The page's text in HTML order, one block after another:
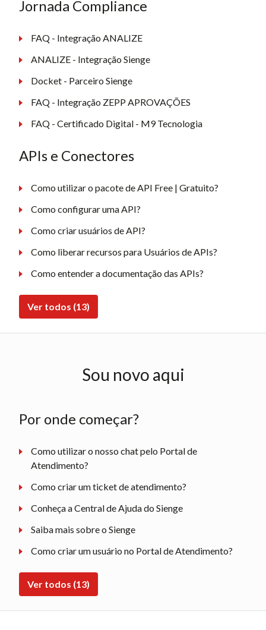
Jornada Compliance
FAQ - Integração ANALIZE
ANALIZE - Integração Sienge
Docket - Parceiro Sienge
FAQ - Integração ZEPP APROVAÇÕES
FAQ - Certificado Digital - M9 Tecnologia
APIs e Conectores
Como utilizar o pacote de API Free | Gratuito?
Como configurar uma API?
Como criar usuários de API?
Como liberar recursos para Usuários de APIs?
Como entender a documentação das APIs?
Ver todos (13)
Sou novo aqui
Por onde começar?
Como utilizar o nosso chat pelo Portal de
Atendimento?
Como criar um ticket de atendimento?
Conheça a Central de Ajuda do Sienge
Saiba mais sobre o Sienge
Como criar um usuário no Portal de Atendimento?
Ver todos (13)